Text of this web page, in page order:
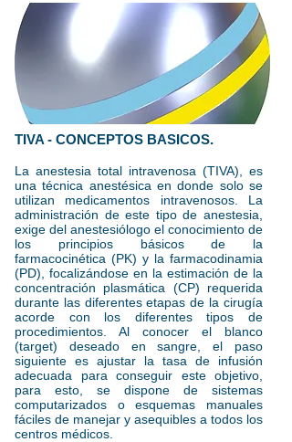
TIVA - CONCEPTOS BASICOS.
La anestesia total intravenosa (TIVA), es
una técnica anestésica en donde solo se
utilizan medicamentos intravenosos. La
administración de este tipo de anestesia,
exige del anestesiólogo el conocimiento de
los principios básicos de la
farmacocinética (PK) y la farmacodinamia
(PD), focalizándose en la estimación de la
concentración plasmática (CP) requerida
durante las diferentes etapas de la cirugía
acorde con los diferentes tipos de
procedimientos. Al conocer el blanco
(target) deseado en sangre, el paso
siguiente es ajustar la tasa de infusión
adecuada para conseguir este objetivo,
para esto, se dispone de sistemas
computarizados o esquemas manuales
fáciles de manejar y asequibles a todos los
centros médicos.